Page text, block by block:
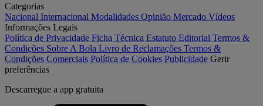
Categorias
Nacional Internacional Modalidades Opinião Mercado Vídeos
Informações Legais
Política de Privacidade Ficha Técnica Estatuto Editorial Termos &
Condições Sobre A Bola Livro de Reclamações Termos &
Condições Comerciais Política de Cookies Publicidade Gerir
preferências
Descarregue a app gratuita